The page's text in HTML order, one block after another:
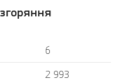
6
2 993